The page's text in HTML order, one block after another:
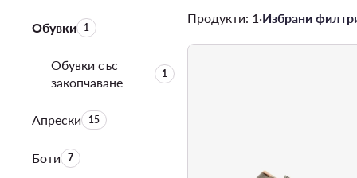
ОбувкиБрой на продуктите:
1
Обувки със
закопчаване
Брой на продуктите:
1
АпрескиБрой на продуктите:
15
БотиБрой на продуктите:
7
Продукти: 1 ·Избрани